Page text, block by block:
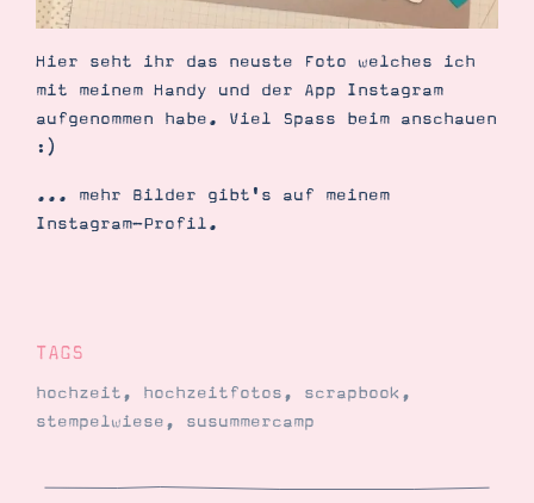
Ordnungstipps
Hier seht ihr das neuste Foto welches ich
mit meinem Handy und der App Instagram
aufgenommen habe. Viel Spass beim anschauen
:)
... mehr Bilder gibt's auf meinem
Instagram-Profil.
TAGS
hochzeit, hochzeitfotos, scrapbook,
stempelwiese, susummercamp